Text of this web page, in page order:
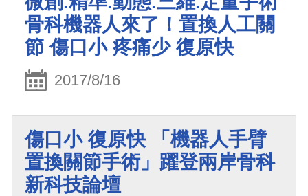
骨科機器人來了！置換人工關
節 傷口小 疼痛少 復原快
2017/8/16
傷口小 復原快 「機器人手臂
置換關節手術」躍登兩岸骨科
新科技論壇